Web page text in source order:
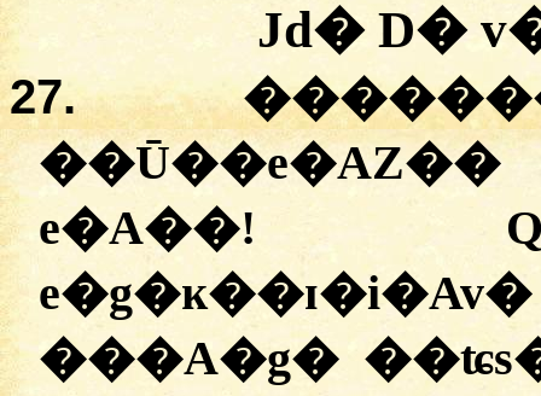
Jd� D�
27.
e�A��!
���A�g�